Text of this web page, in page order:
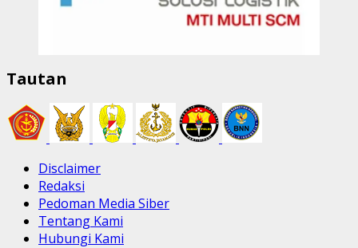
Tautan
Disclaimer
Redaksi
Pedoman Media Siber
Tentang Kami
Hubungi Kami